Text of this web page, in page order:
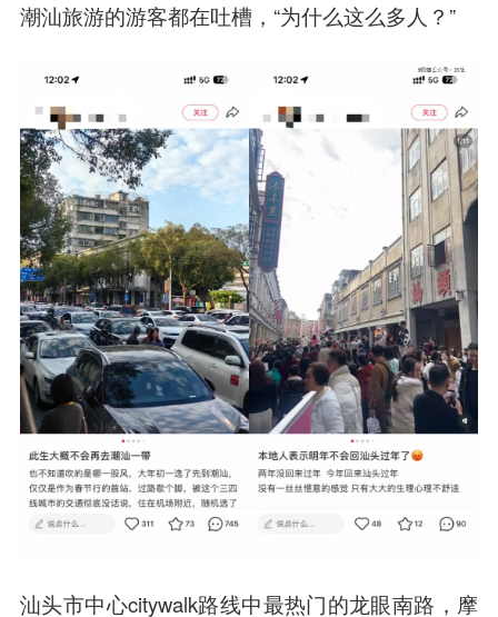
潮汕旅游的游客都在吐槽，“为什么这么多人？”
汕头市中心citywalk路线中最热门的龙眼南路，摩